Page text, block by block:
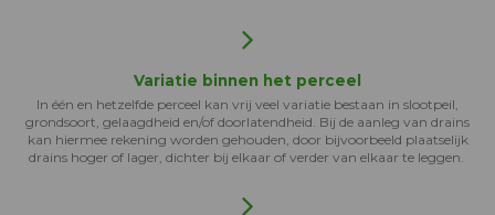
Variatie binnen het perceel
In één en hetzelfde perceel kan vrij veel variatie bestaan in slootpeil,
grondsoort, gelaagdheid en/of doorlatendheid. Bij de aanleg van drains
kan hiermee rekening worden gehouden, door bijvoorbeeld plaatselijk
drains hoger of lager, dichter bij elkaar of verder van elkaar te leggen.